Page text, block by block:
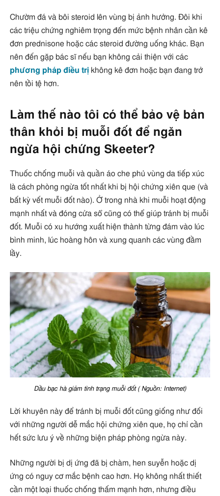
Chườm đá và bôi steroid lên vùng bị ảnh hưởng. Đôi khi
các triệu chứng nghiêm trọng đến mức bệnh nhân cần kê
đơn prednisone hoặc các steroid đường uống khác. Bạn
nên đến gặp bác sĩ nếu bạn không cải thiện với các
phương pháp điều trị không kê đơn hoặc bạn đang trở
nên tồi tệ hơn.
Làm thế nào tôi có thể bảo vệ bản
thân khỏi bị muỗi đốt để ngăn
ngừa hội chứng Skeeter?
Thuốc chống muỗi và quần áo che phủ vùng da tiếp xúc
là cách phòng ngừa tốt nhất khi bị hội chứng xiên que (và
bất kỳ vết muỗi đốt nào). Ở trong nhà khi muỗi hoạt động
mạnh nhất và đóng cửa sổ cũng có thể giúp tránh bị muỗi
đốt. Muỗi có xu hướng xuất hiện thành từng đám vào lúc
bình minh, lúc hoàng hôn và xung quanh các vùng đầm
lầy.
Dầu bạc hà giảm tình trạng muỗi đốt ( Nguồn: Internet)
Lời khuyên này để tránh bị muỗi đốt cũng giống như đối
với những người dễ mắc hội chứng xiên que, họ chỉ cần
hết sức lưu ý về những biện pháp phòng ngừa này.
Những người bị dị ứng đã bị chàm, hen suyễn hoặc dị
ứng có nguy cơ mắc bệnh cao hơn. Họ không nhất thiết
cần một loại thuốc chống thấm mạnh hơn, nhưng điều